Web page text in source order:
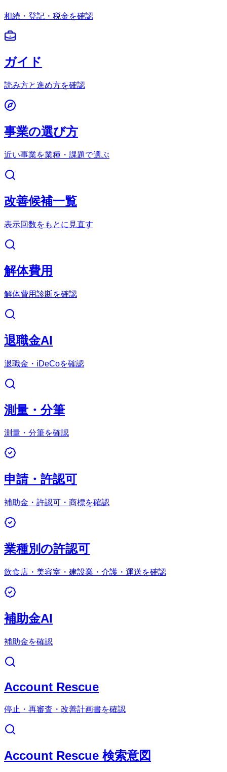
相続・登記・税金を確認
ガイド
読み方と進め方を確認
事業の選び方
近い事業を業種・課題で選ぶ
改善候補一覧
表示回数をもとに見直す
解体費用
解体費用診断を確認
退職金AI
退職金・iDeCoを確認
測量・分筆
測量・分筆を確認
申請・許認可
補助金・許認可・商標を確認
業種別の許認可
飲食店・美容室・建設業・介護・運送を確認
補助金AI
補助金を確認
Account Rescue
停止・再審査・改善計画書を確認
Account Rescue 検索意図